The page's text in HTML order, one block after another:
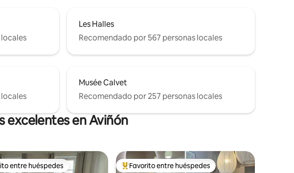
Les Halles
Recomendado por 567 personas locales
Musée Calvet
Recomendado por 257 personas locales
excelentes en Aviñón
entre huéspedes preferido
entre huéspedes Favorito entre huéspedes preferido
Favorito entre huéspedes